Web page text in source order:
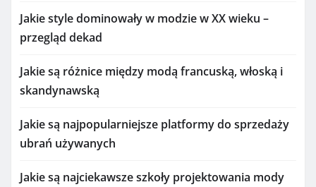
Jakie style dominowały w modzie w XX wieku –
przegląd dekad
Jakie są różnice między modą francuską, włoską i
skandynawską
Jakie są najpopularniejsze platformy do sprzedaży
ubrań używanych
Jakie są najciekawsze szkoły projektowania mody